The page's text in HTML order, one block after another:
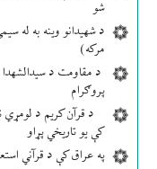
شو
د شهیدانو وینه به له
مرکه)
د مقاومت د
پروګرام
د قرآن کریم د
کې یو تاریخي پړاو
په عراق کې د قرآني